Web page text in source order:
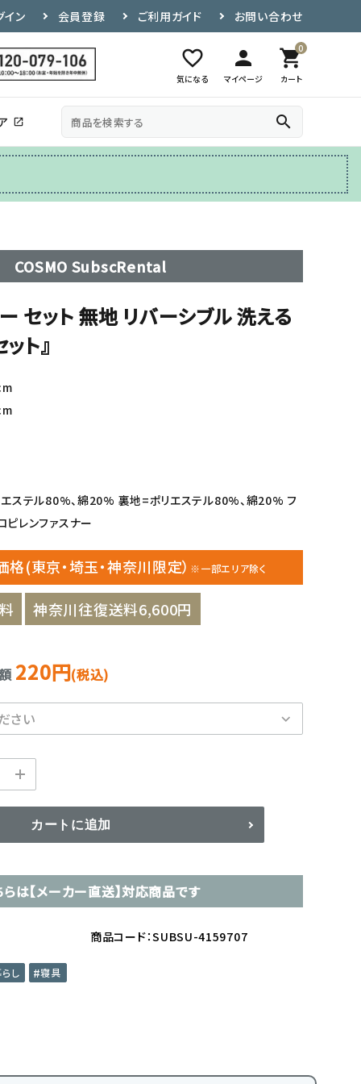
イン 会員登録 ご利用ガイド お問い合わせ
favorite_border
気になる
person
マイページ
0
shopping_cart
カート
その他
テレビ台
open_in_new search
COSMO SubscRental
セット 無地 リバーシブル 洗える
ト』
ステル80%、綿20% 裏地=ポリエステル80%、綿20% フ
レンファスナー
格(東京・埼玉・神奈川限定） ※一部エリア除く
神奈川往復送料6,600円
220円(税込)
カートに追加
らは【メーカー直送】対応商品です
商品コード：SUBSU-4159707
し 寝具